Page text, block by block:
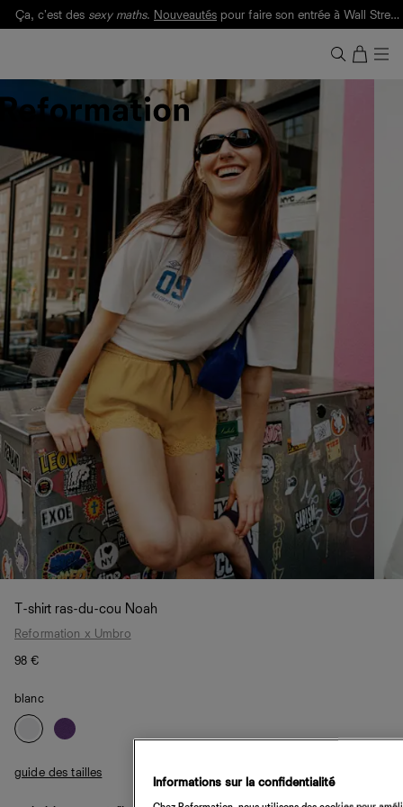
Ça, c'est des sexy maths. Nouveautés pour faire son entrée à Wall Street.
T-shirt ras-du-cou Noah
Reformation x Umbro
98 €
blanc
guide des tailles
Informations sur la confidentialité